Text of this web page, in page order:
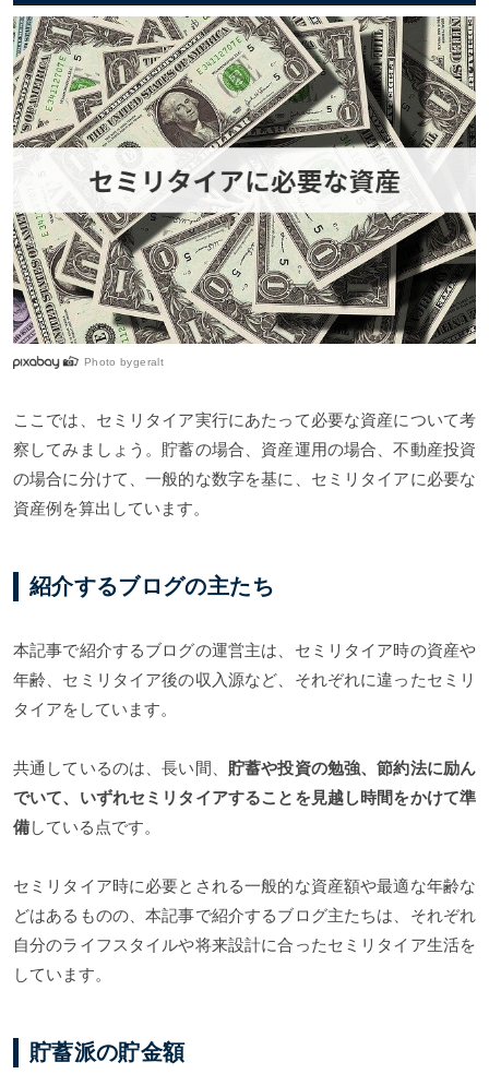
Photo bygeralt
ここでは、セミリタイア実行にあたって必要な資産について考
察してみましょう。貯蓄の場合、資産運用の場合、不動産投資
の場合に分けて、一般的な数字を基に、セミリタイアに必要な
資産例を算出しています。
紹介するブログの主たち
本記事で紹介するブログの運営主は、セミリタイア時の資産や
年齢、セミリタイア後の収入源など、それぞれに違ったセミリ
タイアをしています。
共通しているのは、長い間、 貯蓄や投資の勉強、節約法に励ん
でいて、いずれセミリタイアすることを見越し時間をかけて準
備している点です。
セミリタイア時に必要とされる一般的な資産額や最適な年齢な
どはあるものの、本記事で紹介するブログ主たちは、それぞれ
自分のライフスタイルや将来設計に合ったセミリタイア生活を
しています。
貯蓄派の貯金額